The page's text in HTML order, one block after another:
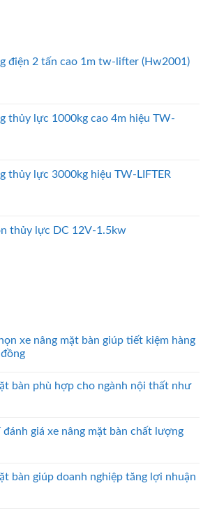
điện 2 tấn cao 1m tw-lifter (Hw2001)
thủy lực 1000kg cao 4m hiệu TW-
thủy lực 3000kg hiệu TW-LIFTER
thủy lực DC 12V-1.5kw
xe nâng mặt bàn giúp tiết kiệm hàng
bàn phù hợp cho ngành nội thất như
giá xe nâng mặt bàn chất lượng
bàn giúp doanh nghiệp tăng lợi nhuận